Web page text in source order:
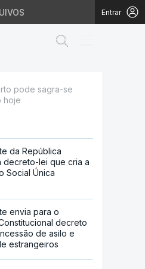
Entrar
pode sagra-se
hoje
da República
decreto-lei que cria a
Social Única
envia para o
decreto
de asilo e
estrangeiros